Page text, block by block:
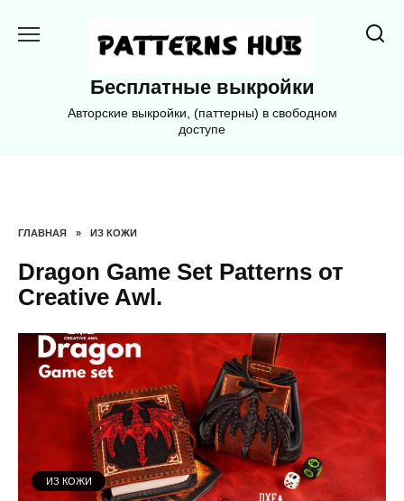
Бесплатные выкройки
Авторские выкройки, (паттерны) в свободном
доступе
ГЛАВНАЯ » ИЗ КОЖИ
Dragon Game Set Patterns от
Creative Awl.
ИЗ КОЖИ